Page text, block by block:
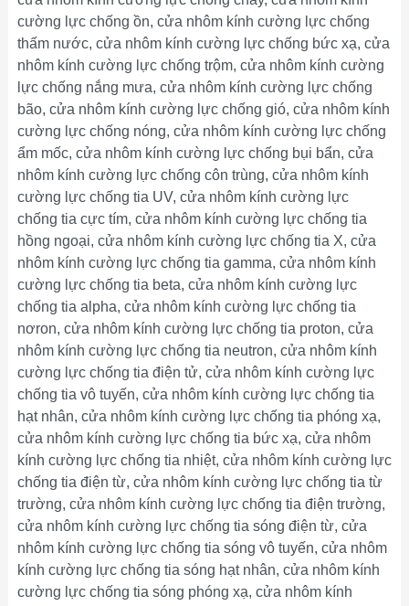
cường lực chống ồn, cửa nhôm kính cường lực chống
thấm nước, cửa nhôm kính cường lực chống bức xạ, cửa
nhôm kính cường lực chống trộm, cửa nhôm kính cường
lực chống nắng mưa, cửa nhôm kính cường lực chống
bão, cửa nhôm kính cường lực chống gió, cửa nhôm kính
cường lực chống nóng, cửa nhôm kính cường lực chống
ẩm mốc, cửa nhôm kính cường lực chống bụi bẩn, cửa
nhôm kính cường lực chống côn trùng, cửa nhôm kính
cường lực chống tia UV, cửa nhôm kính cường lực
chống tia cực tím, cửa nhôm kính cường lực chống tia
hồng ngoại, cửa nhôm kính cường lực chống tia X, cửa
nhôm kính cường lực chống tia gamma, cửa nhôm kính
cường lực chống tia beta, cửa nhôm kính cường lực
chống tia alpha, cửa nhôm kính cường lực chống tia
nơron, cửa nhôm kính cường lực chống tia proton, cửa
nhôm kính cường lực chống tia neutron, cửa nhôm kính
cường lực chống tia điện tử, cửa nhôm kính cường lực
chống tia vô tuyến, cửa nhôm kính cường lực chống tia
hạt nhân, cửa nhôm kính cường lực chống tia phóng xạ,
cửa nhôm kính cường lực chống tia bức xạ, cửa nhôm
kính cường lực chống tia nhiệt, cửa nhôm kính cường lực
chống tia điện từ, cửa nhôm kính cường lực chống tia từ
trường, cửa nhôm kính cường lực chống tia điện trường,
cửa nhôm kính cường lực chống tia sóng điện từ, cửa
nhôm kính cường lực chống tia sóng vô tuyến, cửa nhôm
kính cường lực chống tia sóng hạt nhân, cửa nhôm kính
cường lực chống tia sóng phóng xạ, cửa nhôm kính